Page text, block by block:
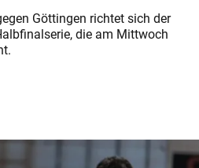
Göttingen richtet sich der
die am Mittwoch